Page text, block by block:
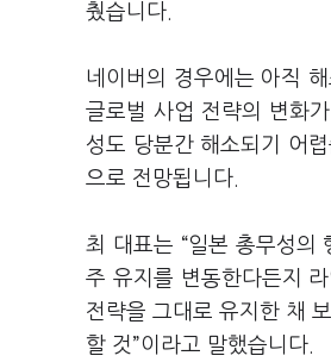
췄습니다
네이버의 경우에는 아직
글로벌 사업 전략의 변화
성도 당분간 해소되기 어
으로 전망됩니다
최 대표는 “일본 총무성의
주 유지를 변동한다든지
전략을 그대로 유지한 채
할 것”이라고 말했습니다